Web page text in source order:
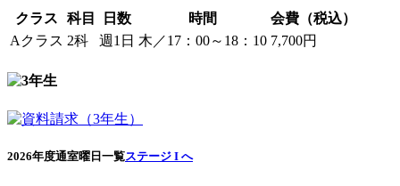
クラス 科目 日数 時間
会費（税込）
Aクラス 2科 週1日 木／17：00～18：10 7,700円
2026年度通室曜日一覧ステージ I へ